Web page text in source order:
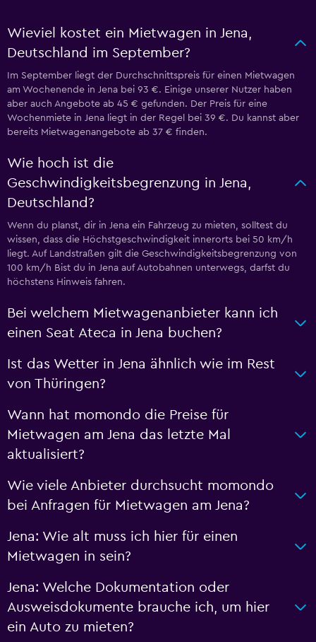
Wieviel kostet ein Mietwagen in Jena,
Deutschland im September?
Im September liegt der Durchschnittspreis für einen Mietwagen
am Wochenende in Jena bei 93 €. Einige unserer Nutzer haben
aber auch Angebote ab 45 € gefunden. Der Preis für eine
Wochenmiete in Jena liegt in der Regel bei 39 €. Du kannst aber
bereits Mietwagenangebote ab 37 € finden.
Wie hoch ist die
Geschwindigkeitsbegrenzung in Jena,
Deutschland?
Wenn du planst, dir in Jena ein Fahrzeug zu mieten, solltest du
wissen, dass die Höchstgeschwindigkeit innerorts bei 50 km/h
liegt. Auf Landstraßen gilt die Geschwindigkeitsbegrenzung von
100 km/h Bist du in Jena auf Autobahnen unterwegs, darfst du
höchstens Hinweis fahren.
Bei welchem Mietwagenanbieter kann ich
einen Seat Ateca in Jena buchen?
Ist das Wetter in Jena ähnlich wie im Rest
von Thüringen?
Wann hat momondo die Preise für
Mietwagen am Jena das letzte Mal
aktualisiert?
Wie viele Anbieter durchsucht momondo
bei Anfragen für Mietwagen am Jena?
Jena: Wie alt muss ich hier für einen
Mietwagen in sein?
Jena: Welche Dokumentation oder
Ausweisdokumente brauche ich, um hier
ein Auto zu mieten?